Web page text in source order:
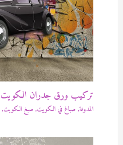
تركيب ورق جدران الكويت 94471713
المدونة, صباغ في الكويت, صبغ الكويت,